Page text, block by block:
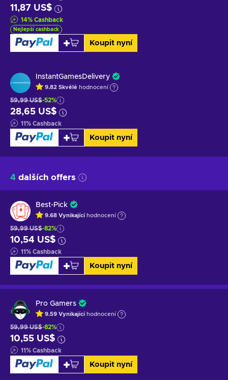
11,87 US$
14% Cashback
Nejlepší cashback
Koupit nyní
InstantGamesDelivery
9.82 Skvělé hodnocení
59,99 US$-52%
28,65 US$
11% Cashback
Koupit nyní
4 dalších offers
Best-Pick
9.68 Vynikající hodnocení
59,99 US$-82%
10,54 US$
11% Cashback
Koupit nyní
Pro Gamers
9.59 Vynikající hodnocení
59,99 US$-82%
10,55 US$
11% Cashback
Koupit nyní